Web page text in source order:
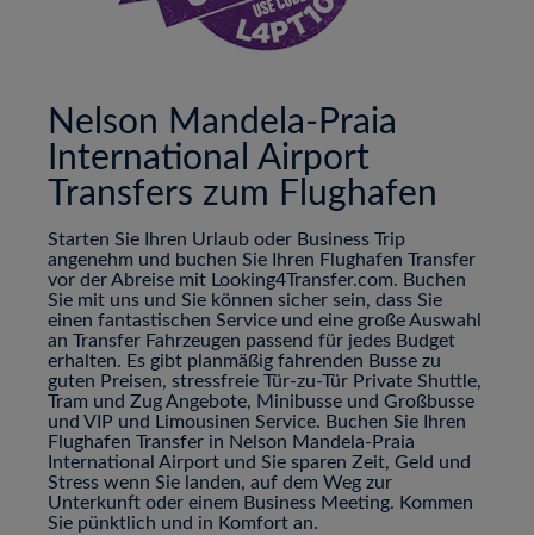
Nelson Mandela-Praia
International Airport
Transfers zum Flughafen
Starten Sie Ihren Urlaub oder Business Trip
angenehm und buchen Sie Ihren Flughafen Transfer
vor der Abreise mit Looking4Transfer.com. Buchen
Sie mit uns und Sie können sicher sein, dass Sie
einen fantastischen Service und eine große Auswahl
an Transfer Fahrzeugen passend für jedes Budget
erhalten. Es gibt planmäßig fahrenden Busse zu
guten Preisen, stressfreie Tür-zu-Tür Private Shuttle,
Tram und Zug Angebote, Minibusse und Großbusse
und VIP und Limousinen Service. Buchen Sie Ihren
Flughafen Transfer in Nelson Mandela-Praia
International Airport und Sie sparen Zeit, Geld und
Stress wenn Sie landen, auf dem Weg zur
Unterkunft oder einem Business Meeting. Kommen
Sie pünktlich und in Komfort an.